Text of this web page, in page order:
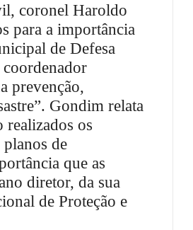
coronel Haroldo
para a importância
de Defesa
prevenção,
Gondim relata
realizados os
planos de
que as
diretor, da sua
de Proteção e